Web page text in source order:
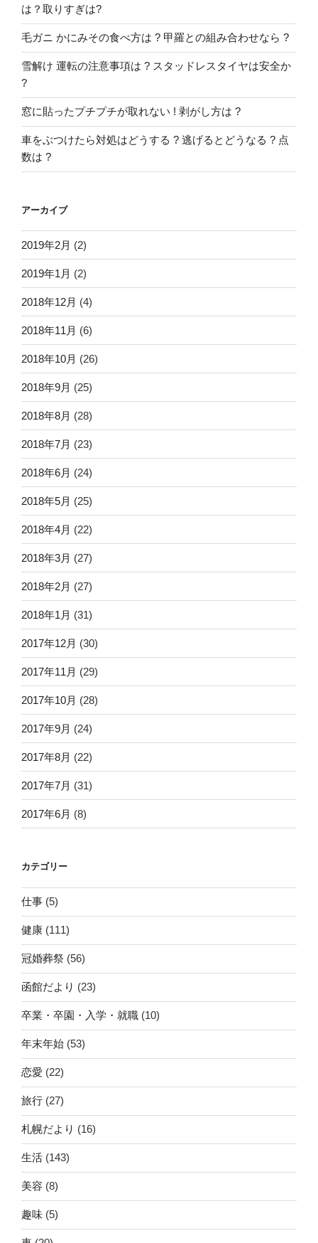
は？取りすぎは?
毛ガニ かにみその食べ方は ? 甲羅との組み合わせなら ?
雪解け 運転の注意事項は ? スタッドレスタイヤは安全か
?
窓に貼ったプチプチが取れない ! 剥がし方は ?
車をぶつけたら対処はどうする ? 逃げるとどうなる ? 点
数は ?
アーカイブ
2019年2月 (2)
2019年1月 (2)
2018年12月 (4)
2018年11月 (6)
2018年10月 (26)
2018年9月 (25)
2018年8月 (28)
2018年7月 (23)
2018年6月 (24)
2018年5月 (25)
2018年4月 (22)
2018年3月 (27)
2018年2月 (27)
2018年1月 (31)
2017年12月 (30)
2017年11月 (29)
2017年10月 (28)
2017年9月 (24)
2017年8月 (22)
2017年7月 (31)
2017年6月 (8)
カテゴリー
仕事 (5)
健康 (111)
冠婚葬祭 (56)
函館だより (23)
卒業・卒園・入学・就職 (10)
年末年始 (53)
恋愛 (22)
旅行 (27)
札幌だより (16)
生活 (143)
美容 (8)
趣味 (5)